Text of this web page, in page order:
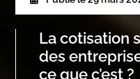
La cotisation
des
ce que c’est ?